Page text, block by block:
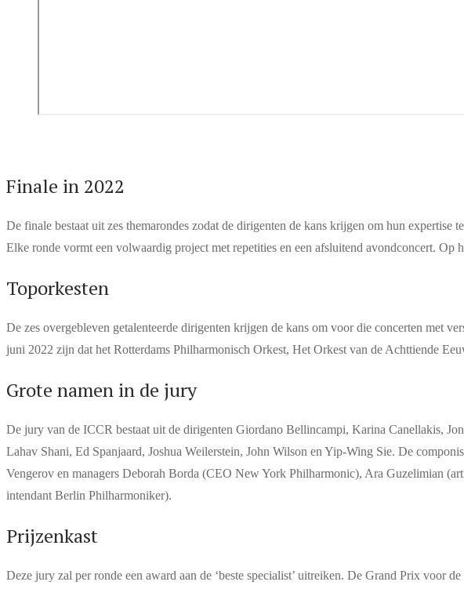
Finale in 2022
De finale bestaat uit zes themarondes zodat de dirigenten de kans krijgen om hun
Elke ronde vormt een volwaardig project met repetities en een afsluitend avondconcert. Op
Toporkesten
De zes overgebleven getalenteerde dirigenten krijgen de kans om voor die concerten met
juni 2022 zijn dat het Rotterdams Philharmonisch Orkest, Het Orkest van de Achttiende
Grote namen in de jury
De jury van de ICCR bestaat uit de dirigenten Giordano Bellincampi, Karina Canellakis,
Lahav Shani, Ed Spanjaard, Joshua Weilerstein, John Wilson en Yip-Wing Sie. De
Vengerov en managers Deborah Borda (CEO New York Philharmonic), Ara Guzelimian
intendant Berlin Philharmoniker).
Prijzenkast
Deze jury zal per ronde een award aan de ‘beste specialist’ uitreiken. De Grand Prix voor